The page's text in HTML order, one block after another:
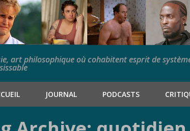
art philosophique où cohabitent esprit de
JOURNAL PODCASTS